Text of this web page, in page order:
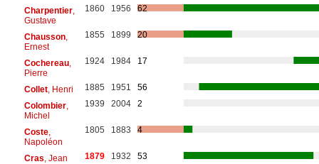
Charpentier,
Gustave
1860 1956 62
Chausson,
Ernest
1855 1899 20
Cochereau,
Pierre
1924 1984 17
Collet, Henri 1885 1951
56
Colombier,
Michel
1939 2004 2
Coste,
Napoléon
1805 1883 4
Cras , Jean 1879 1932
53